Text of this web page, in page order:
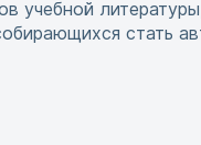
учебной
стать